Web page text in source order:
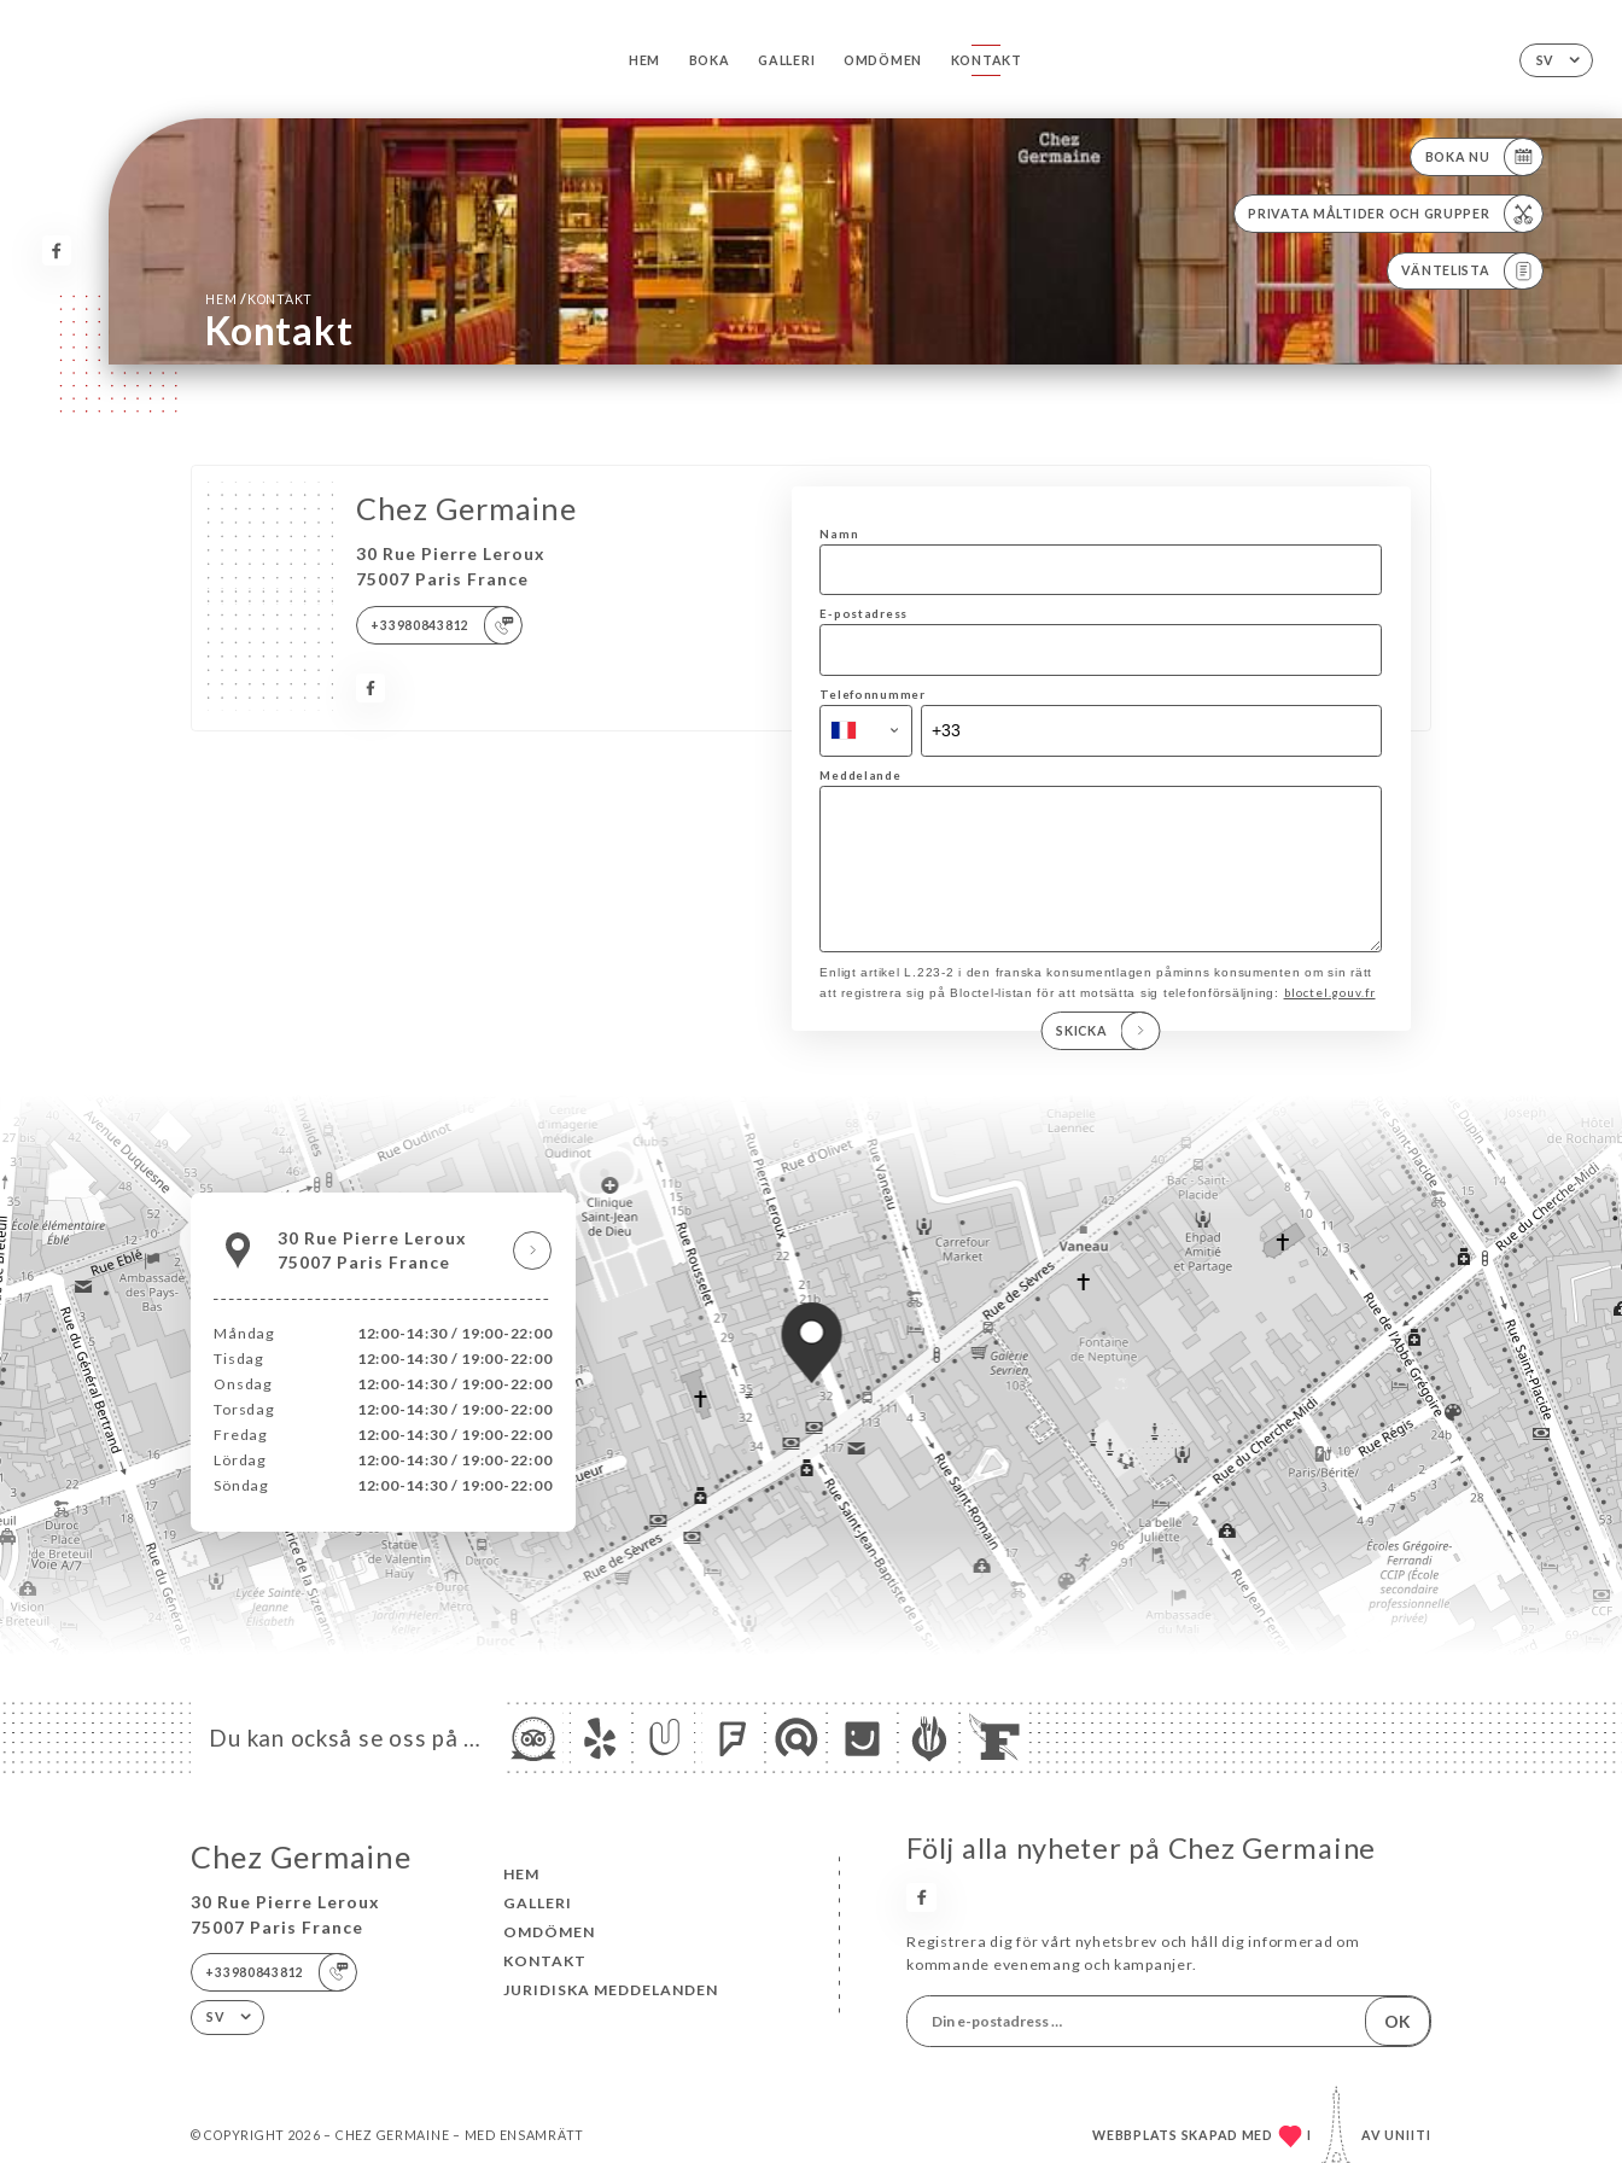
SV
HEM BOKA GALLERI OMDÖMEN KONTAKT
BOKA NU
PRIVATA MÅLTIDER OCH GRUPPER
VÄNTELISTA
HEM/ KONTAKT
Kontakt
Chez Germaine
30 Rue Pierre Leroux
75007 Paris France
+33980843812
Namn
E-postadress
Telefonnummer
Meddelande
Enligt artikel L.223-2 i den franska konsumentlagen påminns konsumenten om sin rätt
att registrera sig på Bloctel-listan för att motsätta sig telefonförsäljning:
bloctel.gouv.fr
SKICKA
30 Rue Pierre Leroux
75007 Paris France
Måndag
12:00-14:30 / 19:00-22:00
Tisdag
12:00-14:30 / 19:00-22:00
Onsdag
12:00-14:30 / 19:00-22:00
Torsdag
12:00-14:30 / 19:00-22:00
Fredag
12:00-14:30 / 19:00-22:00
Lördag
12:00-14:30 / 19:00-22:00
Söndag
12:00-14:30 / 19:00-22:00
Du kan också se oss på …
Chez Germaine
30 Rue Pierre Leroux
75007 Paris France
+33980843812
SV
HEM
GALLERI
OMDÖMEN
KONTAKT
JURIDISKA MEDDELANDEN
Följ alla nyheter på Chez Germaine
Registrera dig för vårt nyhetsbrev och håll dig informerad om
kommande evenemang och kampanjer.
OK
© COPYRIGHT 2026 – CHEZ GERMAINE – MED ENSAMRÄTT WEBBPLATS SKAPAD MED AVUNIITI